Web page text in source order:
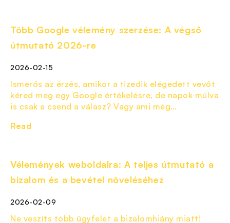
Több Google vélemény szerzése: A végső
útmutató 2026-re
2026-02-15
Ismerős az érzés, amikor a tizedik elégedett vevőt
kéred meg egy Google értékelésre, de napok múlva
is csak a csend a válasz? Vagy ami még…
Read
Vélemények weboldalra: A teljes útmutató a
bizalom és a bevétel növeléséhez
2026-02-09
Ne veszíts több ügyfelet a bizalomhiány miatt!